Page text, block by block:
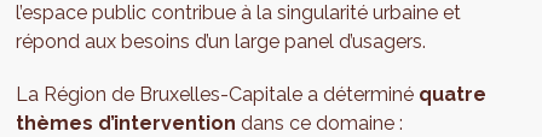
l’espace public contribue à la singularité urbaine et
répond aux besoins d’un large panel d’usagers.
La Région de Bruxelles-Capitale a déterminé quatre
thèmes d’interventiondans ce domaine :